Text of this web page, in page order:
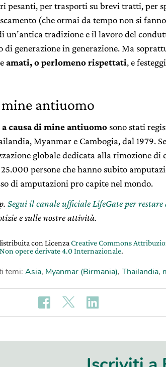
pesanti, per trasporti su brevi tratti, per
(che ormai da tempo non si
un’antica tradizione e il lavoro del
di generazione in generazione. Ma
amati, o perlomeno rispettati, e
antiuomo
causa di mine antiuomo sono stati
Myanmar e Cambogia, dal 1979.
globale dedicata alla rimozione di
persone che hanno subito
di amputazioni pro capite nel mondo.
Segui il canale ufficiale LifeGate per
e sulle nostre attività.
con Licenza Creative Commons
opere derivate 4.0 Internazionale.
temi: Asia, Myanmar (Birmania), Thailandia,